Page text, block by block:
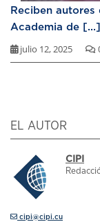
Reciben autores
Academia de [...]
julio 12, 2025
EL AUTOR
CIPI
cipi@cipi.cu